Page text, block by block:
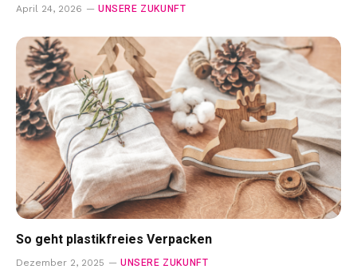
April 24, 2026 UNSERE ZUKUNFT
So geht plastikfreies Verpacken
Dezember 2, 2025 UNSERE ZUKUNFT